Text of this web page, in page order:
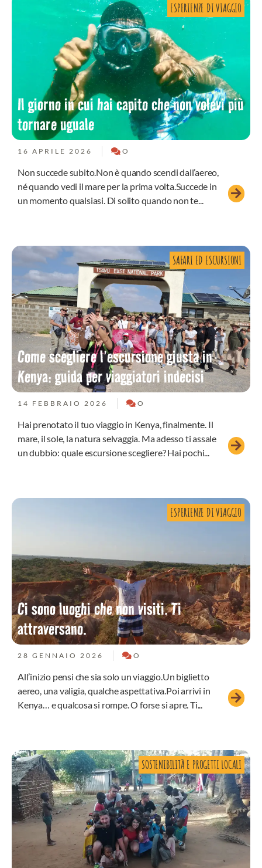
ESPERIENZE DI VIAGGIO
Il giorno in cui hai capito che non volevi più
tornare uguale
16 APRILE 2026 O
Non succede subito.Non è quando scendi dall’aereo,
né quando vedi il mare per la prima volta.Succede in
un momento qualsiasi. Di solito quando non te...
SAFARI ED ESCURSIONI
Come scegliere l’escursione giusta in
Kenya: guida per viaggiatori indecisi
14 FEBBRAIO 2026 O
Hai prenotato il tuo viaggio in Kenya, finalmente. Il
mare, il sole, la natura selvaggia. Ma adesso ti assale
un dubbio: quale escursione scegliere? Hai pochi...
ESPERIENZE DI VIAGGIO
Ci sono luoghi che non visiti. Ti
attraversano.
28 GENNAIO 2026 O
All’inizio pensi che sia solo un viaggio.Un biglietto
aereo, una valigia, qualche aspettativa.Poi arrivi in
Kenya… e qualcosa si rompe. O forse si apre. Ti...
SOSTENIBILITÀ E PROGETTI LOCALI